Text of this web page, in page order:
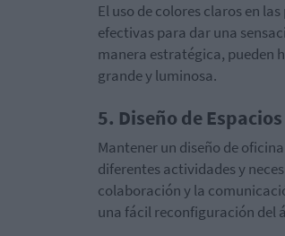
El uso de colores claros en
efectivas para dar una
manera estratégica, pueden
grande y luminosa.
5. Diseño de
Mantener un diseño de
diferentes actividades y
colaboración y la
una fácil reconfiguración del